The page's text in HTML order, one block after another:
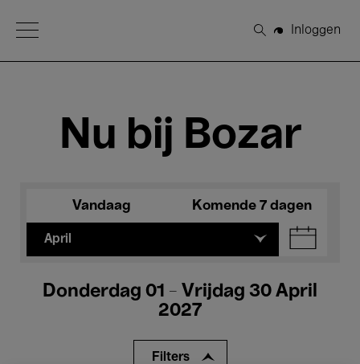
Open Menu
Zoeken
Inloggen
Nu bij Bozar
Vandaag Komende 7 dagen
April
Donderdag 01 - Vrijdag 30 April
2027
Filters